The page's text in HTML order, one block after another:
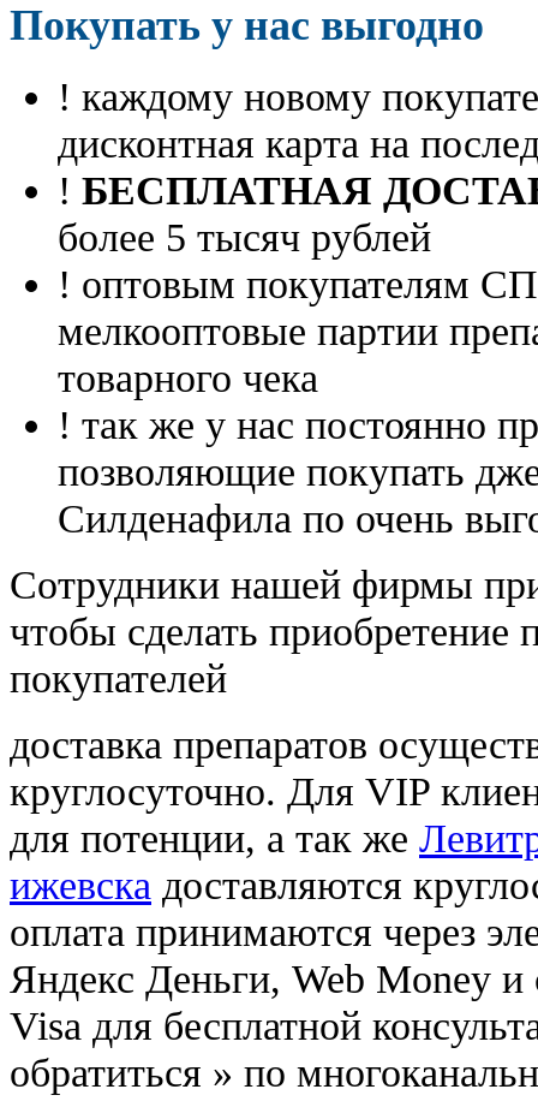
Покупать у нас выгодно
! каждому новому
дисконтная карта на
! БЕСПЛАТНАЯ
более 5 тысяч рублей
! оптовым покупателям
мелкооптовые партии
товарного чека
! так же у нас постоянно
позволяющие покупать
Силденафила по очень
Cотрудники нашей фирмы
чтобы сделать приобретение
покупателей
доставка препаратов
круглосуточно. Для VIP
для потенции, а так же
ижевска доставляются
оплата принимаются через
Яндекс Деньги, Web Money и
Visa для бесплатной
обратиться » по